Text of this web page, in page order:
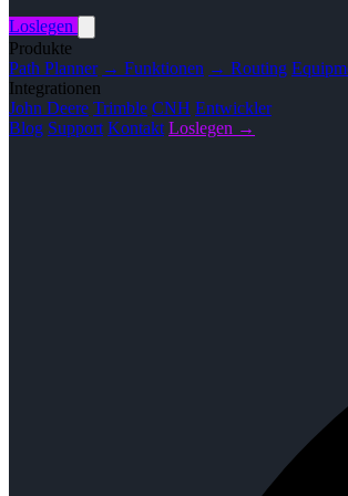
Loslegen
Produkte
Path Planner → Funktionen → Routing
Integrationen
John Deere Trimble CNH Entwickler
Blog Support Kontakt Loslegen →